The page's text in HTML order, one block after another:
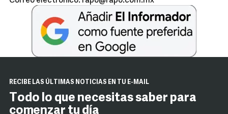
RECIBE LAS ÚLTIMAS NOTICIAS EN TU E-MAIL
Todo lo que necesitas saber para
comenzar tu día